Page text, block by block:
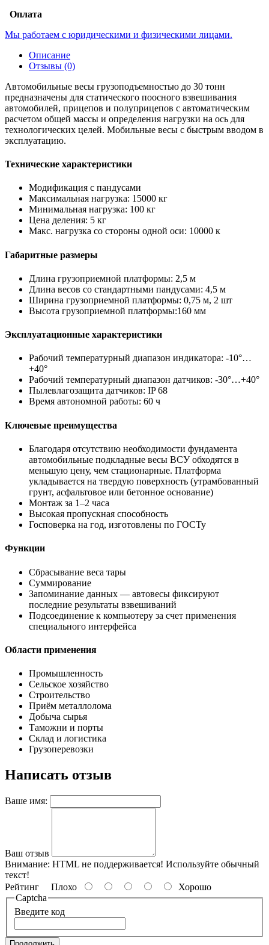
Оплата
Мы работаем с юридическими и физическими лицами.
Описание
Отзывы (0)
Автомобильные весы грузоподъемностью до 30 тонн
предназначены для статического поосного взвешивания
автомобилей, прицепов и полуприцепов с автоматическим
расчетом общей массы и определения нагрузки на ось для
технологических целей. Мобильные весы с быстрым вводом в
эксплуатацию.
Технические характеристики
Модификация с пандусами
Максимальная нагрузка: 15000 кг
Минимальная нагрузка: 100 кг
Цена деления: 5 кг
Макс. нагрузка со стороны одной оси: 10000 к
Габаритные размеры
Длина грузоприемной платформы: 2,5 м
Длина весов со стандартными пандусами: 4,5 м
Ширина грузоприемной платформы: 0,75 м, 2 шт
Высота грузоприемной платформы:160 мм
Эксплуатационные характеристики
Рабочий температурный диапазон индикатора: -10°…
+40°
Рабочий температурный диапазон датчиков: -30°…+40°
Пылевлагозащита датчиков: IP 68
Время автономной работы: 60 ч
Ключевые преимущества
Благодаря отсутствию необходимости фундамента
автомобильные подкладные весы ВСУ обходятся в
меньшую цену, чем стационарные. Платформа
укладывается на твердую поверхность (утрамбованный
грунт, асфальтовое или бетонное основание)
Монтаж за 1–2 часа
Высокая пропускная способность
Госповерка на год, изготовлены по ГОСТу
Функции
Сбрасывание веса тары
Суммирование
Запоминание данных — автовесы фиксируют
последние результаты взвешиваний
Подсоединение к компьютеру за счет применения
специального интерфейса
Области применения
Промышленность
Сельское хозяйство
Строительство
Приём металлолома
Добыча сырья
Таможни и порты
Склад и логистика
Грузоперевозки
Написать отзыв
Ваше имя:
Ваш отзыв
Внимание: HTML не поддерживается! Используйте обычный
текст!
Рейтинг Плохо
Хорошо
Captcha
Введите код